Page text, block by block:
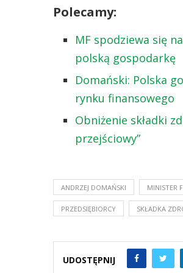
Polecamy:
MF spodziewa się
polską gospodarkę
Domański: Polska
rynku finansowego
Obniżenie składki
przejściowy”
ANDRZEJ DOMAŃSKI MINISTER
PRZEDSIĘBIORCY SKŁADKA
UDOSTĘPNIJ